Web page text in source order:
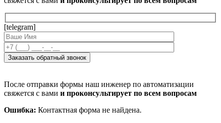
[telegram]
После отправки формы наш инженер по автоматизации
свяжется с вами и проконсультирует по всем вопросам
Ошибка: Контактная форма не найдена.